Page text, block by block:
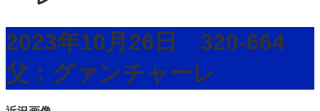
2023年10月26日 320-664
父：グァンチャーレ